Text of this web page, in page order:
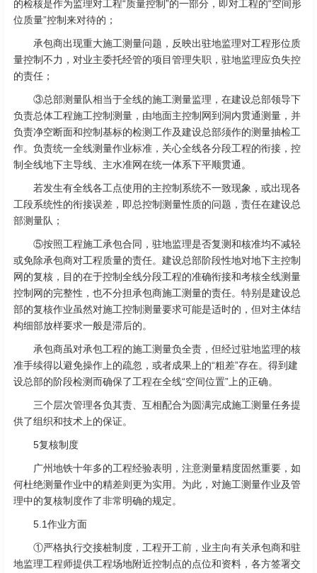
的检核是作为监理对工程“质量控制”的一部分，即对工程的“空间形
位质量”控制来对待的；
承包商出现重大施工测量问题，反映出驻地监理对工程形位质
量控制不力，对业主委托经管的项目管理失职，驻地监理应负失控
的责任；
③总部测量队相当于全线的施工测量监理，在建设总部领导下
负责总体工程施工控制测量，由地面主控制网到洞内贯通测量，并
负责净空断面和控制基标的检测工作及建设总部须作的测量抽检工
作。负责统一全线测量作业标准，关心全线各分段工程的衔接，控
制全线地下主导线、主水准网在统一体系下平顺贯通。
若发生有全线各工点使用的主控制系统不一致现象，或出现各
工段系统性的衔接误差，即总控制测量性质的问题，责任在建设总
部测量队；
⑤按照工程施工承包合同，驻地监理是否复测和核准均不减轻
或免除承包商对工程质量的责任。建设总部阶段性地对地下主控制
网的复核，目的在于控制全线分段工程的准确衔接和考核全线测量
控制网的完整性，也不分担承包商施工测量的责任。特别是建设总
部的复核作业虽然对施工控制测量要求可能是适时的，但对主体结
构细部放样要求一般是滞后的。
承包商虽对承包工程的施工测量负全责，但经过驻地监理的核
准手续得以避免操作上的疏忽，或者成果上的“粗差”存在。得到建
设总部的阶段检测而确保了工程在全线“空间位置”上的正确。
三个层次管理各负其责、互相配合为圆满完成施工测量任务提
供了组织和技术上的保证。
5复核制度
广州地铁十年多的工程经验表明，注意测量精度固然重要，如
何杜绝测量作业中的精差则更为实用。为此，对施工测量作业及管
理中的复核制度作了非常明确的规定。
5.1作业方面
①严格执行交接桩制度，工程开工前，业主向有关承包商和驻
地监理工程师提供工程场地附近控制点的点位和资料，各方签署交